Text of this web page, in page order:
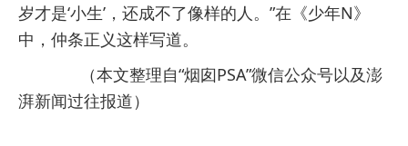
岁才是‘小生’，还成不了像样的人。”在《少年N》
中，仲条正义这样写道。
（本文整理自“烟囱PSA”微信公众号以及澎
湃新闻过往报道）